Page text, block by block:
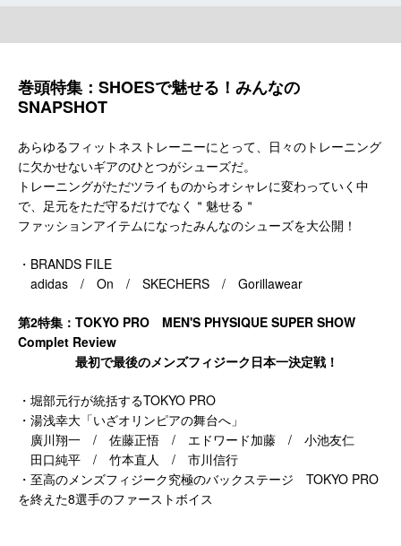
巻頭特集：SHOESで魅せる！みんなの
SNAPSHOT
あらゆるフィットネストレーニーにとって、日々のトレーニング
に欠かせないギアのひとつがシューズだ。
トレーニングがただツライものからオシャレに変わっていく中
で、足元をただ守るだけでなく＂魅せる＂
ファッションアイテムになったみんなのシューズを大公開！
・BRANDS FILE
adidas / On / SKECHERS / Gorillawear
第2特集：TOKYO PRO MEN'S PHYSIQUE SUPER SHOW
Complet Review
最初で最後のメンズフィジーク日本一決定戦！
・堀部元行が統括するTOKYO PRO
・湯浅幸大「いざオリンピアの舞台へ」
廣川翔一 / 佐藤正悟 / エドワード加藤 / 小池友仁
田口純平 / 竹本直人 / 市川信行
・至高のメンズフィジーク究極のバックステージ TOKYO PRO
を終えた8選手のファーストボイス